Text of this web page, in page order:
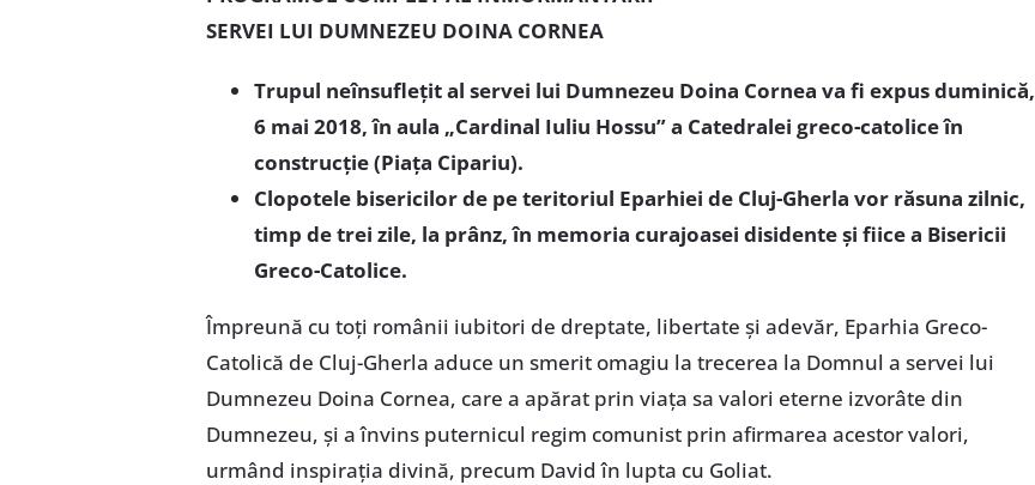
SERVEI LUI DUMNEZEU DOINA CORNEA
Trupul neînsufleţit al servei lui Dumnezeu Doina Cornea va fi expus duminică,
6 mai 2018, în aula „Cardinal Iuliu Hossu” a Catedralei greco-catolice în
construcţie (Piaţa Cipariu).
Clopotele bisericilor de pe teritoriul Eparhiei de Cluj-Gherla vor răsuna zilnic,
timp de trei zile, la prânz, în memoria curajoasei disidente şi fiice a Bisericii
Greco-Catolice.
Împreună cu toţi românii iubitori de dreptate, libertate şi adevăr, Eparhia Greco-
Catolică de Cluj-Gherla aduce un smerit omagiu la trecerea la Domnul a servei lui
Dumnezeu Doina Cornea, care a apărat prin viaţa sa valori eterne izvorâte din
Dumnezeu, şi a învins puternicul regim comunist prin afirmarea acestor valori,
urmând inspiraţia divină, precum David în lupta cu Goliat.